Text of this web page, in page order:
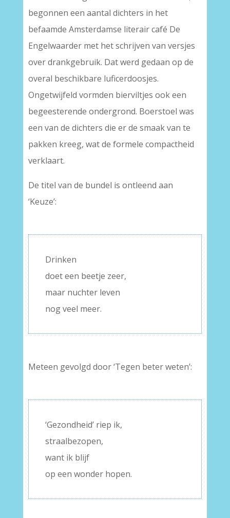
begonnen een aantal dichters in het
befaamde Amsterdamse literair café De
Engelwaarder met het schrijven van versjes
over drankgebruik. Dat werd gedaan op de
overal beschikbare luficerdoosjes.
Ongetwijfeld vormden bierviltjes ook een
begeesterende ondergrond. Boerstoel was
een van de dichters die er de smaak van te
pakken kreeg, wat de formele compactheid
verklaart.
De titel van de bundel is ontleend aan
‘Keuze’:
Drinken
doet een beetje zeer,
maar nuchter leven
nog veel meer.
Meteen gevolgd door ‘Tegen beter weten’:
‘Gezondheid’ riep ik,
straalbezopen,
want ik blijf
op een wonder hopen.